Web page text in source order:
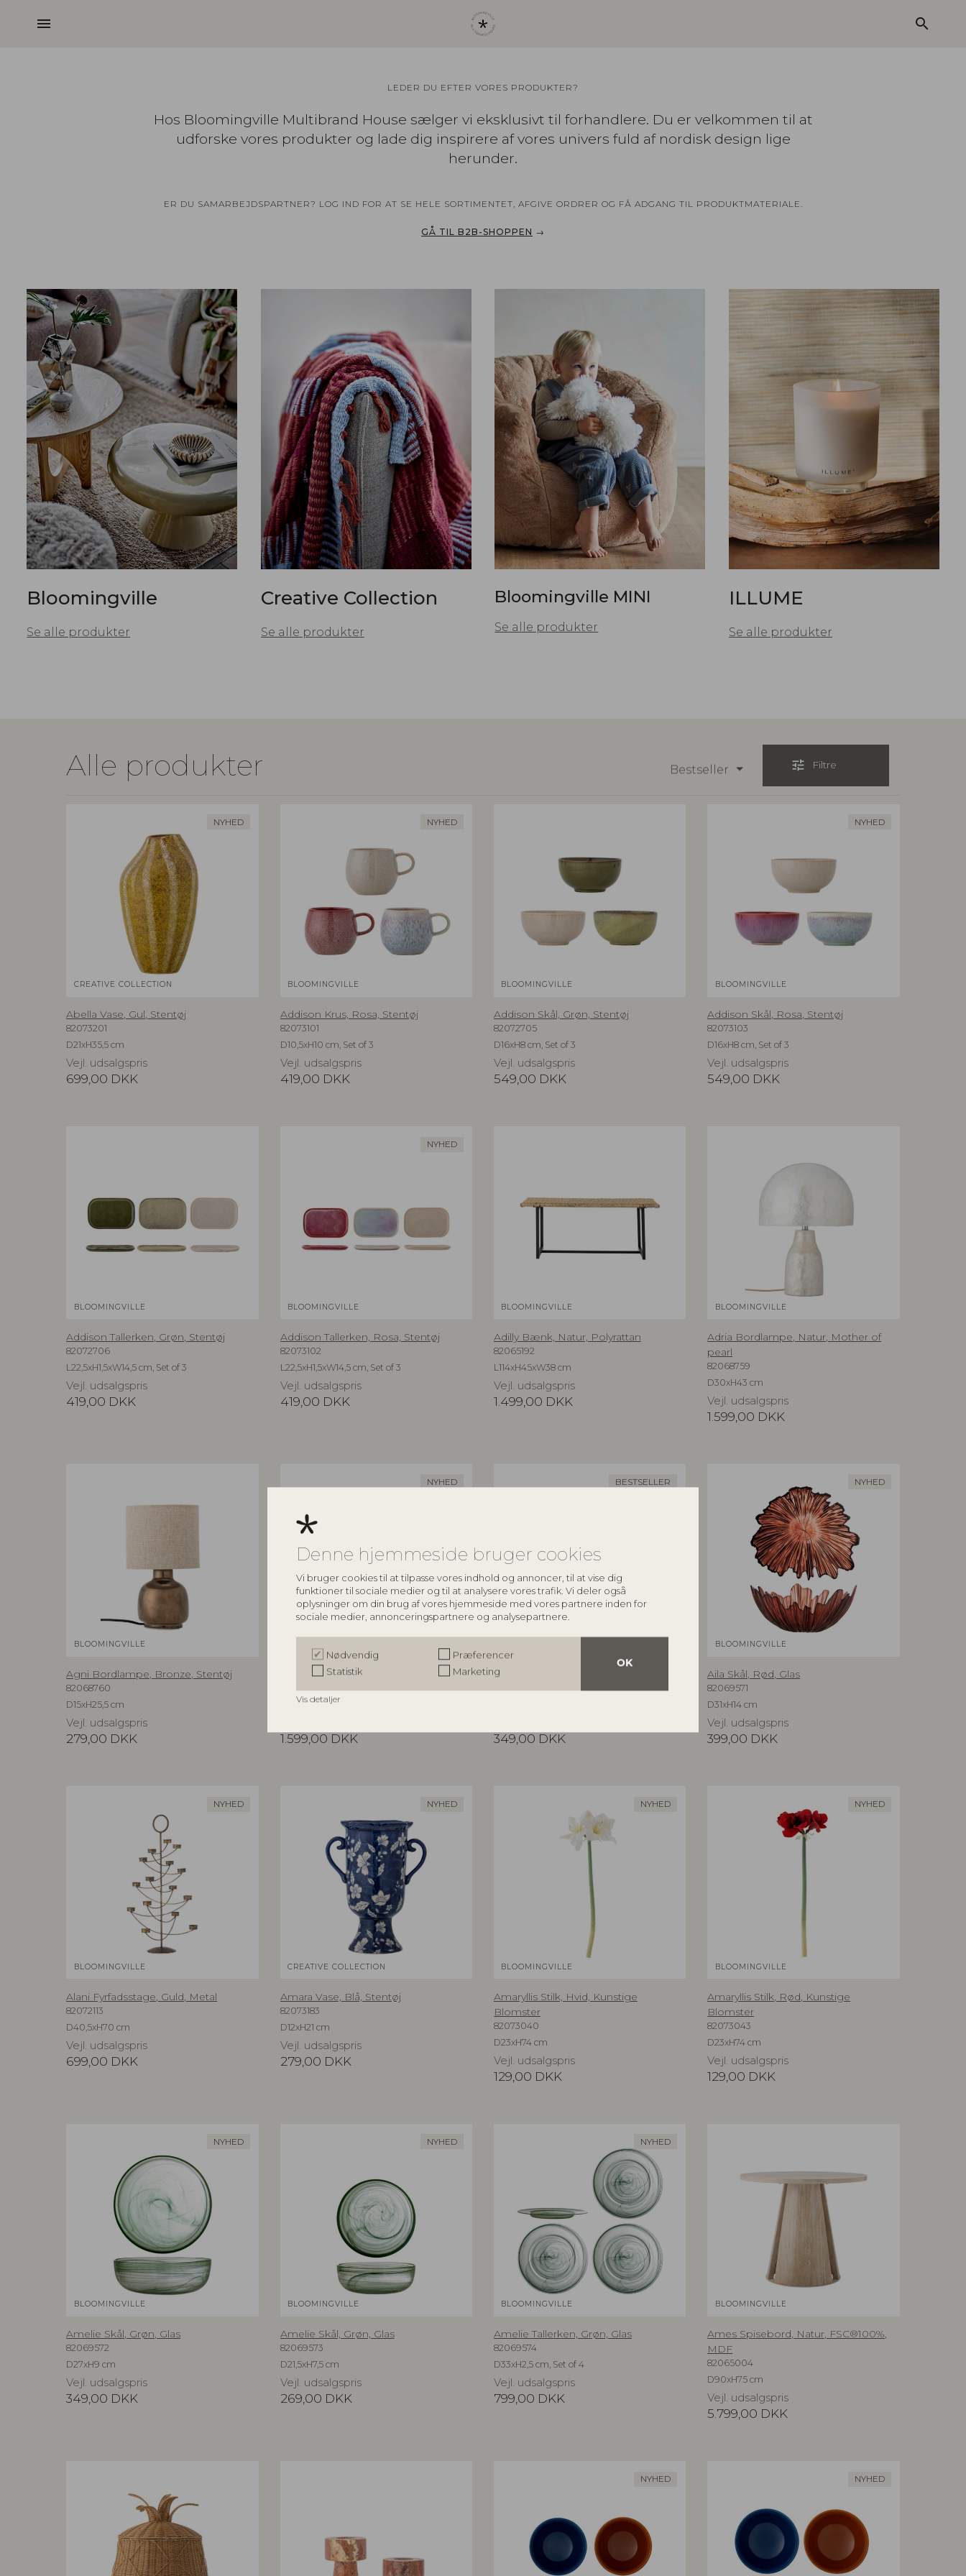
Denne hjemmeside bruger cookies
Vi bruger cookies til at tilpasse vores indhold og annoncer, til at vise dig
funktioner til sociale medier og til at analysere vores trafik. Vi deler også
oplysninger om din brug af vores hjemmeside med vores partnere inden for
sociale medier, annonceringspartnere og analysepartnere.
OK
Nødvendig
Præferencer
Statistik
Marketing
Vis detaljer
menu search
LEDER DU EFTER VORES PRODUKTER?
Hos Bloomingville Multibrand House sælger vi eksklusivt til forhandlere. Du er velkommen til at
udforske vores produkter og lade dig inspirere af vores univers fuld af nordisk design lige
herunder.
ER DU SAMARBEJDSPARTNER? LOG IND FOR AT SE HELE SORTIMENTET, AFGIVE ORDRER OG FÅ ADGANG TIL PRODUKTMATERIALE.
GÅ TIL B2B-SHOPPEN →
Bloomingville
Se alle produkter
Creative Collection
Se alle produkter
Bloomingville MINI
Se alle produkter
ILLUME
Se alle produkter
Alle produkter Bestseller tune Filtre
NYHED
CREATIVE COLLECTION
Abella Vase, Gul, Stentøj
82073201
D21xH35,5 cm
Vejl. udsalgspris
699,00 DKK
NYHED
BLOOMINGVILLE
Addison Krus, Rosa, Stentøj
82073101
D10,5xH10 cm, Set of 3
Vejl. udsalgspris
419,00 DKK
BLOOMINGVILLE
Addison Skål, Grøn, Stentøj
82072705
D16xH8 cm, Set of 3
Vejl. udsalgspris
549,00 DKK
NYHED
BLOOMINGVILLE
Addison Skål, Rosa, Stentøj
82073103
D16xH8 cm, Set of 3
Vejl. udsalgspris
549,00 DKK
BLOOMINGVILLE
Addison Tallerken, Grøn, Stentøj
82072706
L22,5xH1,5xW14,5 cm, Set of 3
Vejl. udsalgspris
419,00 DKK
NYHED
BLOOMINGVILLE
Addison Tallerken, Rosa, Stentøj
82073102
L22,5xH1,5xW14,5 cm, Set of 3
Vejl. udsalgspris
419,00 DKK
BLOOMINGVILLE
Adilly Bænk, Natur, Polyrattan
82065192
L114xH45xW38 cm
Vejl. udsalgspris
1.499,00 DKK
BLOOMINGVILLE
Adria Bordlampe, Natur, Mother of
pearl
82068759
D30xH43 cm
Vejl. udsalgspris
1.599,00 DKK
BLOOMINGVILLE
Agni Bordlampe, Bronze, Stentøj
82068760
D15xH25,5 cm
Vejl. udsalgspris
279,00 DKK
NYHED
Aika Vægspejl, Natur, MDF
82069596
L60xH94xW3,5 cm
1.599,00 DKK
BESTSELLER
Aiku Skål, Natur, Glas
82068716
349,00 DKK
NYHED
BLOOMINGVILLE
Aila Skål, Rød, Glas
82069571
D31xH14 cm
Vejl. udsalgspris
399,00 DKK
NYHED
BLOOMINGVILLE
Alani Fyrfadsstage, Guld, Metal
82072113
D40,5xH70 cm
Vejl. udsalgspris
699,00 DKK
NYHED
CREATIVE COLLECTION
Amara Vase, Blå, Stentøj
82073183
D12xH21 cm
Vejl. udsalgspris
279,00 DKK
NYHED
BLOOMINGVILLE
Amaryllis Stilk, Hvid, Kunstige
Blomster
82073040
D23xH74 cm
Vejl. udsalgspris
129,00 DKK
NYHED
BLOOMINGVILLE
Amaryllis Stilk, Rød, Kunstige
Blomster
82073043
D23xH74 cm
Vejl. udsalgspris
129,00 DKK
NYHED
BLOOMINGVILLE
Amelie Skål, Grøn, Glas
82069572
D27xH9 cm
Vejl. udsalgspris
349,00 DKK
NYHED
BLOOMINGVILLE
Amelie Skål, Grøn, Glas
82069573
D21,5xH7,5 cm
Vejl. udsalgspris
269,00 DKK
NYHED
BLOOMINGVILLE
Amelie Tallerken, Grøn, Glas
82069574
D33xH2,5 cm, Set of 4
Vejl. udsalgspris
799,00 DKK
BLOOMINGVILLE
Ames Spisebord, Natur, FSC®100%,
MDF
82065004
D90xH75 cm
Vejl. udsalgspris
5.799,00 DKK
NYHED NYHED